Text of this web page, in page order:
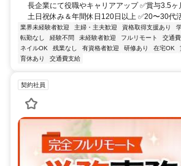
長企業にて役職やキャリアアップ ✅賞与3.5ヶ
土日祝休み＆年間休日120日以上 ✅20〜30代
業界未経験者歓迎 主婦・主夫歓迎 資格取得支援あり
転勤なし
経験不問 未経験者歓迎 フルリモート 交通
ネイルOK
残業なし 有資格者歓迎 研修あり 在宅OK
育休あり
交通費支給
契約社員